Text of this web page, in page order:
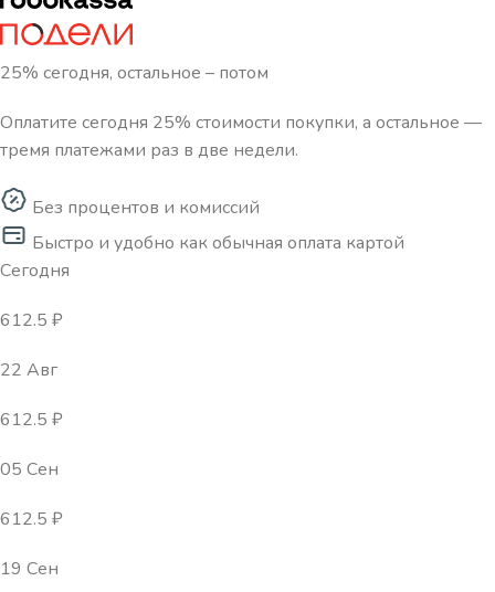
25% сегодня, остальное – потом
Оплатите сегодня 25% стоимости покупки, а остальное —
тремя платежами раз в две недели.
Без процентов и комиссий
Быстро и удобно как обычная оплата картой
Сегодня
612.5 ₽
22 Авг
612.5 ₽
05 Сен
612.5 ₽
19 Сен